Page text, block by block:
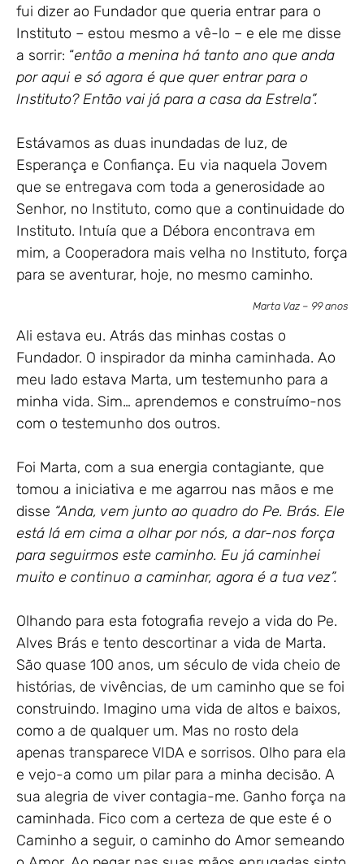
fui dizer ao Fundador que queria entrar para o
Instituto – estou mesmo a vê-lo – e ele me disse
a sorrir: “então a menina há tanto ano que anda
por aqui e só agora é que quer entrar para o
Instituto? Então vai já para a casa da Estrela”.
Estávamos as duas inundadas de luz, de
Esperança e Confiança. Eu via naquela Jovem
que se entregava com toda a generosidade ao
Senhor, no Instituto, como que a continuidade do
Instituto. Intuía que a Débora encontrava em
mim, a Cooperadora mais velha no Instituto, força
para se aventurar, hoje, no mesmo caminho.
Marta Vaz – 99 anos
Ali estava eu. Atrás das minhas costas o
Fundador. O inspirador da minha caminhada. Ao
meu lado estava Marta, um testemunho para a
minha vida. Sim… aprendemos e construímo-nos
com o testemunho dos outros.
Foi Marta, com a sua energia contagiante, que
tomou a iniciativa e me agarrou nas mãos e me
disse “Anda, vem junto ao quadro do Pe. Brás. Ele
está lá em cima a olhar por nós, a dar-nos força
para seguirmos este caminho. Eu já caminhei
muito e continuo a caminhar, agora é a tua vez”.
Olhando para esta fotografia revejo a vida do Pe.
Alves Brás e tento descortinar a vida de Marta.
São quase 100 anos, um século de vida cheio de
histórias, de vivências, de um caminho que se foi
construindo. Imagino uma vida de altos e baixos,
como a de qualquer um. Mas no rosto dela
apenas transparece VIDA e sorrisos. Olho para ela
e vejo-a como um pilar para a minha decisão. A
sua alegria de viver contagia-me. Ganho força na
caminhada. Fico com a certeza de que este é o
Caminho a seguir, o caminho do Amor semeando